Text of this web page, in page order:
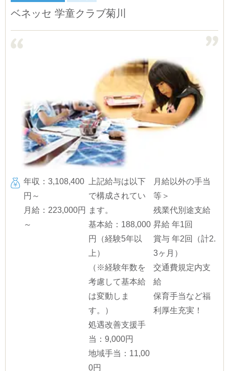
ベネッセ 学童クラブ菊川
年収：3,108,400
円～
月給：223,000円
～
上記給与は以下
で構成されてい
ます。
基本給：188,000
円（経験5年以
上）
（※経験年数を
考慮して基本給
は変動しま
す。）
処遇改善支援手
当：9,000円
地域手当：11,00
0円
月給以外の手当
等＞
残業代別途支給
昇給 年1回
賞与 年2回（計2.
3ヶ月）
交通費規定内支
給
保育手当など福
利厚生充実！